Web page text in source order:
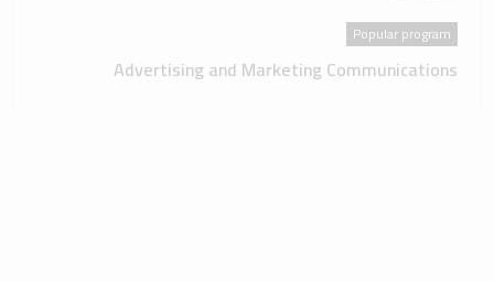
Popular program
Advertising and Marketing Communications